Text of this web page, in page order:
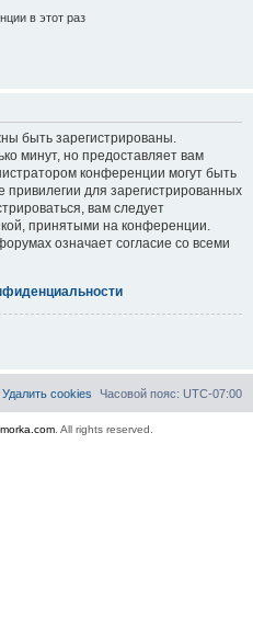
в этот раз
быть зарегистрированы.
минут, но предоставляет вам
конференции могут быть
для зарегистрированных
вам следует
принятыми на конференции.
означает согласие со всеми
Часовой пояс: UTC-07:00
Удалить cookies
. All rights reserved.